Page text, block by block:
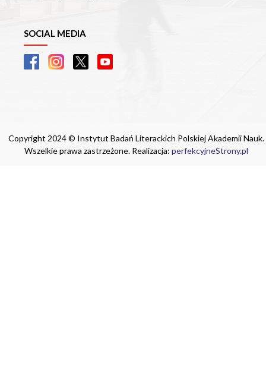
SOCIAL MEDIA
Copyright 2024 © Instytut Badań Literackich Polskiej Akademii Nauk.
Wszelkie prawa zastrzeżone. Realizacja: perfekcyjneStrony.pl